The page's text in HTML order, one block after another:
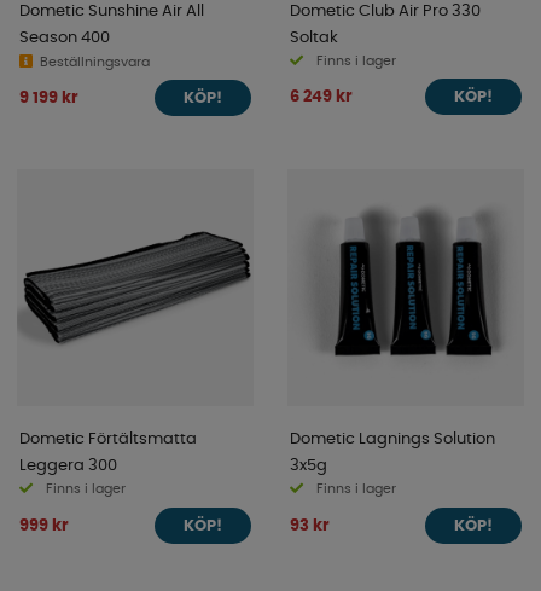
Dometic Sunshine Air All
Season 400
Beställningsvara
9 199 kr KÖP!
Dometic Club Air Pro 330
Soltak
Finns i lager
6 249 kr KÖP!
Dometic Förtältsmatta
Leggera 300
Finns i lager
999 kr KÖP!
Dometic Lagnings Solution
3x5g
Finns i lager
93 kr KÖP!